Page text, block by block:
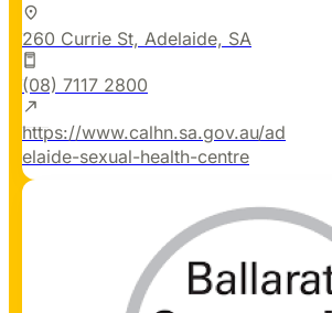
260 Currie St, Adelaide, SA
(08) 7117 2800
https://www.calhn.sa.gov.au/ad
elaide-sexual-health-centre